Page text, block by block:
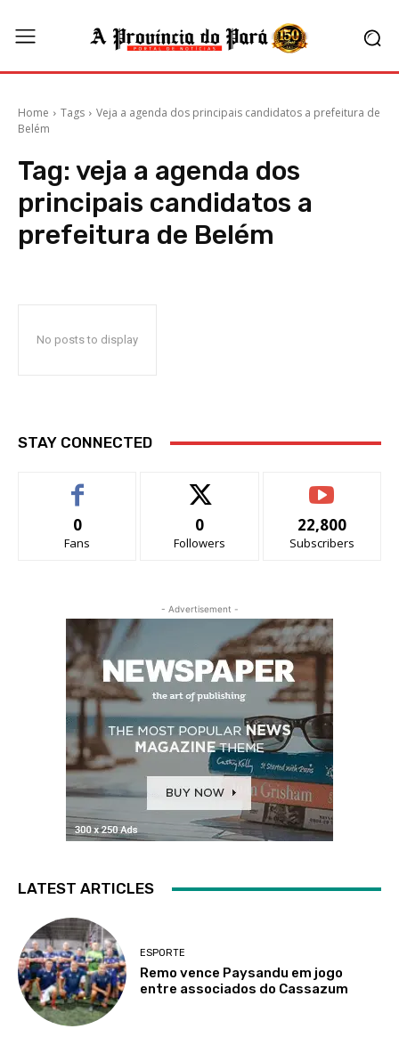
Home Tags
Veja a agenda dos principais candidatos a prefeitura de
Belém
Tag: veja a agenda dos
principais candidatos a
prefeitura de Belém
No posts to display
STAY CONNECTED
0
Fans
0
Followers
22,800
Subscribers
- Advertisement -
LATEST ARTICLES
ESPORTE
Remo vence Paysandu em jogo
entre associados do Cassazum